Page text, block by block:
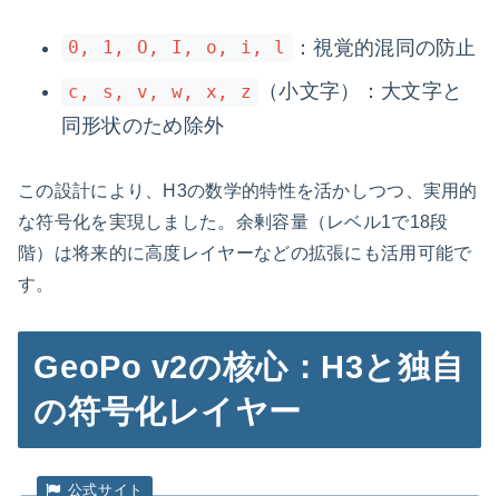
0, 1, O, I, o, i, l ：視覚的混同の防止
c, s, v, w, x, z
（小文字）：大文字と
同形状のため除外
この設計により、H3の数学的特性を活かしつつ、実用的
な符号化を実現しました。余剰容量（レベル1で18段
階）は将来的に高度レイヤーなどの拡張にも活用可能で
す。
GeoPo v2の核心：H3と独自
の符号化レイヤー